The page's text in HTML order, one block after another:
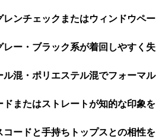
ンチェックまたはウィンドウペー
ー・ブラック系が着回しやすく失
混・ポリエステル混でフォーマル
またはストレートが知的な印象を
ードと手持ちトップスとの相性を